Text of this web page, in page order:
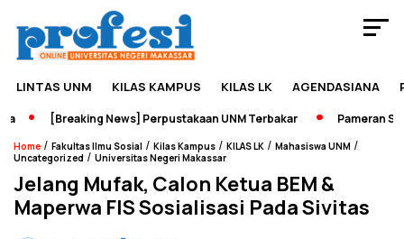
LINTAS UNM KILAS KAMPUS KILAS LK AGENDASIANA
[Breaking News] Perpustakaan UNM Terbakar Pameran
Home / Fakultas Ilmu Sosial / Kilas Kampus / KILAS LK / Mahasiswa UNM /
Uncategorized / Universitas Negeri Makassar
Jelang Mufak, Calon Ketua BEM &
Maperwa FIS Sosialisasi Pada Sivitas